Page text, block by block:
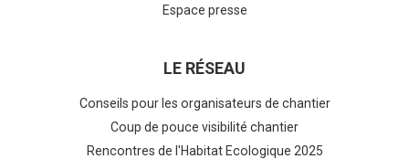
Espace presse
LE RÉSEAU
Conseils pour les organisateurs de chantier
Coup de pouce visibilité chantier
Rencontres de l'Habitat Ecologique 2025